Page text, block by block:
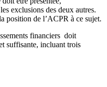
exclusions des deux autres.
position de l’ACPR à ce sujet.
financiers doit
suffisante, incluant trois